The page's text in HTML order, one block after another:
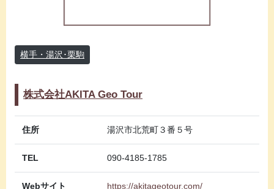
横手・湯沢･栗駒
株式会社AKITA Geo Tour
住所 湯沢市北荒町３番５号
TEL 090-4185-1785
Webサイト https://akitageotour.com/